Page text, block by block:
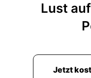
Lust
Jetzt